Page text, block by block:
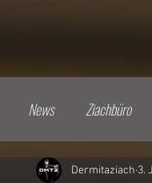
News Ziachbüro
Dermitaziach 3.